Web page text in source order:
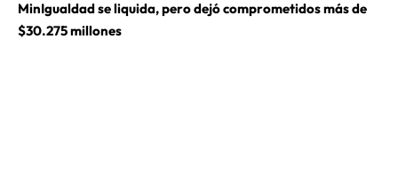
MinIgualdad se liquida, pero dejó comprometidos más de
$30.275 millones